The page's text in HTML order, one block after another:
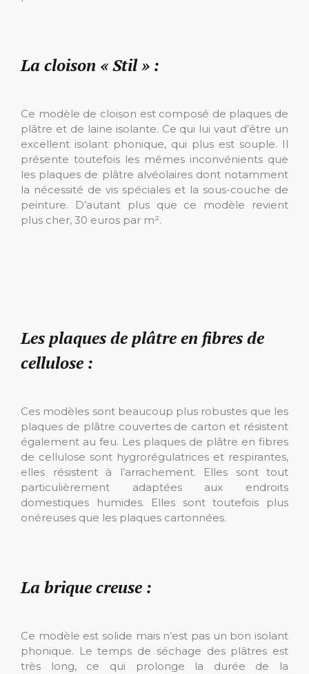
La cloison « Stil » :
Ce modèle de cloison est composé de plaques de
plâtre et de laine isolante. Ce qui lui vaut d’être un
excellent isolant phonique, qui plus est souple. Il
présente toutefois les mêmes inconvénients que
les plaques de plâtre alvéolaires dont notamment
la nécessité de vis spéciales et la sous-couche de
peinture. D’autant plus que ce modèle revient
plus cher, 30 euros par m².
Les plaques de plâtre en fibres de
cellulose :
Ces modèles sont beaucoup plus robustes que les
plaques de plâtre couvertes de carton et résistent
également au feu. Les plaques de plâtre en fibres
de cellulose sont hygrorégulatrices et respirantes,
elles résistent à l’arrachement. Elles sont tout
particulièrement adaptées aux endroits
domestiques humides. Elles sont toutefois plus
onéreuses que les plaques cartonnées.
La brique creuse :
Ce modèle est solide mais n’est pas un bon isolant
phonique. Le temps de séchage des plâtres est
très long, ce qui prolonge la durée de la